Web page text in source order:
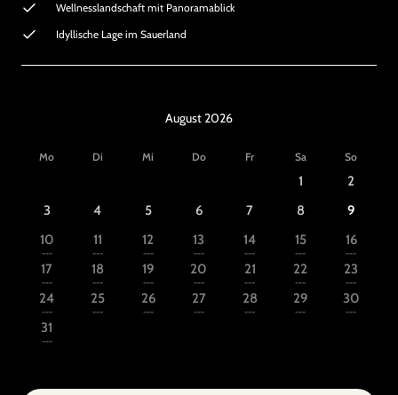
Wellnesslandschaft mit Panoramablick
Idyllische Lage im Sauerland
August 2026
Mo Di Mi Do Fr Sa So
1
2
3
4 5 6 7 8
9
10
---
11
---
12
---
13
---
14
---
15
---
16
---
17
---
18
---
19
---
20
---
21
---
22
---
23
---
24
---
25
---
26
---
27
---
28
---
29
---
30
---
31
---